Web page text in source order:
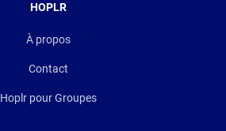
HOPLR
À propos
Contact
Hoplr pour Groupes